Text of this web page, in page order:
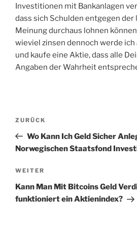
Investitionen mit Bankanlagen
dass sich Schulden entgegen der
Meinung durchaus lohnen
wieviel zinsen dennoch werde ich
und kaufe eine Aktie, dass alle
Angaben der Wahrheit
Beitragsnavigation
Vorheriger
Beitrag
ZURÜCK
Wo Kann Ich Geld Sicher
Norwegischen Staatsfond
Nächster
Beitrag
WEITER
Kann Man Mit Bitcoins Geld
funktioniert ein Aktienindex?